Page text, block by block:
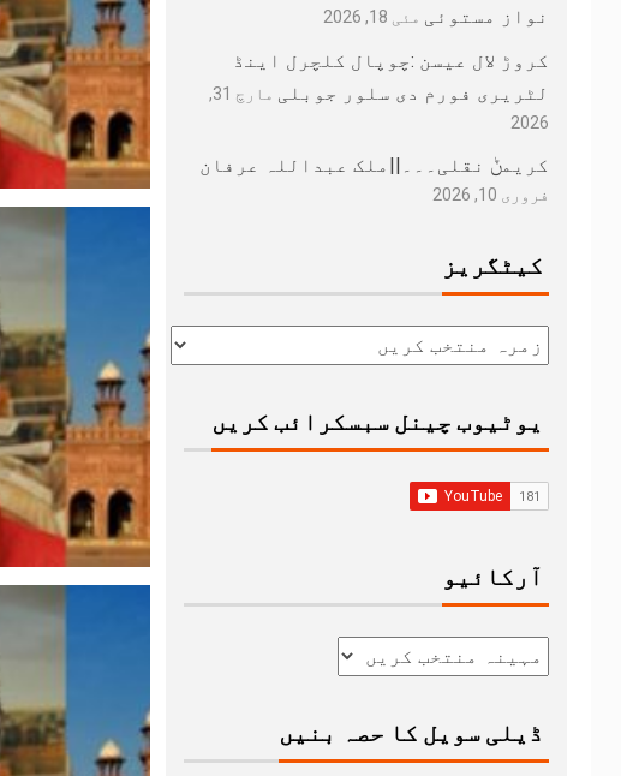
نواز مستوئی مئی 18, 2026
کروڑ لال عیسن :چوپال کلچرل اینڈ
لٹریری فورم دی سلور جوبلی
مارچ 31,
2026
کریمݨ نقلی۔۔۔||ملک عبداللہ عرفان
فروری 10, 2026
کیٹگریز
یوٹیوب چینل سبسکرائب کریں
آرکائیو
ڈیلی سویل کا حصہ بنیں